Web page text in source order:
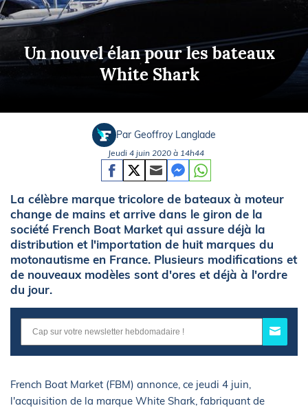
Un nouvel élan pour les bateaux
White Shark
Par Geoffroy Langlade
Jeudi 4 juin 2020 à 14h44
La célèbre marque tricolore de bateaux à moteur
change de mains et arrive dans le giron de la
société French Boat Market qui assure déjà la
distribution et l'importation de huit marques du
motonautisme en France. Plusieurs modifications et
de nouveaux modèles sont d'ores et déjà à l'ordre
du jour.
French Boat Market (FBM) annonce, ce jeudi 4 juin,
l'acquisition de la marque White Shark, fabriquant de